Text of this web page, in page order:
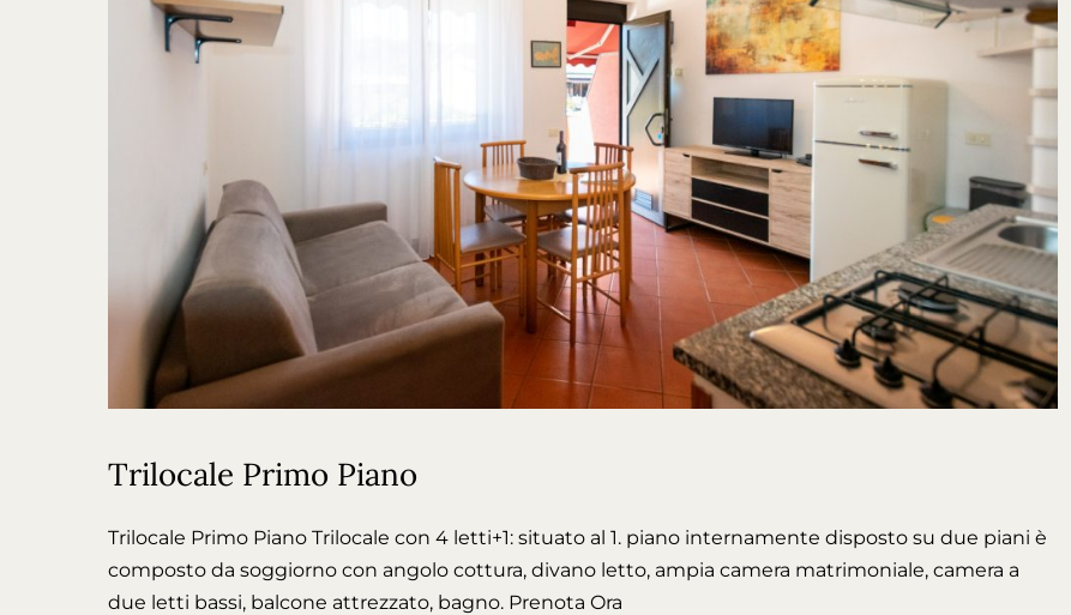
Trilocale Primo Piano
Trilocale Primo Piano Trilocale con 4 letti+1: situato al 1. piano internamente disposto su due piani è
composto da soggiorno con angolo cottura, divano letto, ampia camera matrimoniale, camera a
due letti bassi, balcone attrezzato, bagno. Prenota Ora